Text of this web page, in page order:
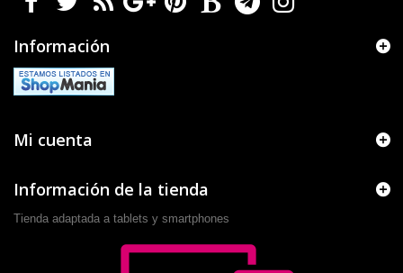
Información
Mi cuenta
Información de la tienda
Tienda adaptada a tablets y smartphones